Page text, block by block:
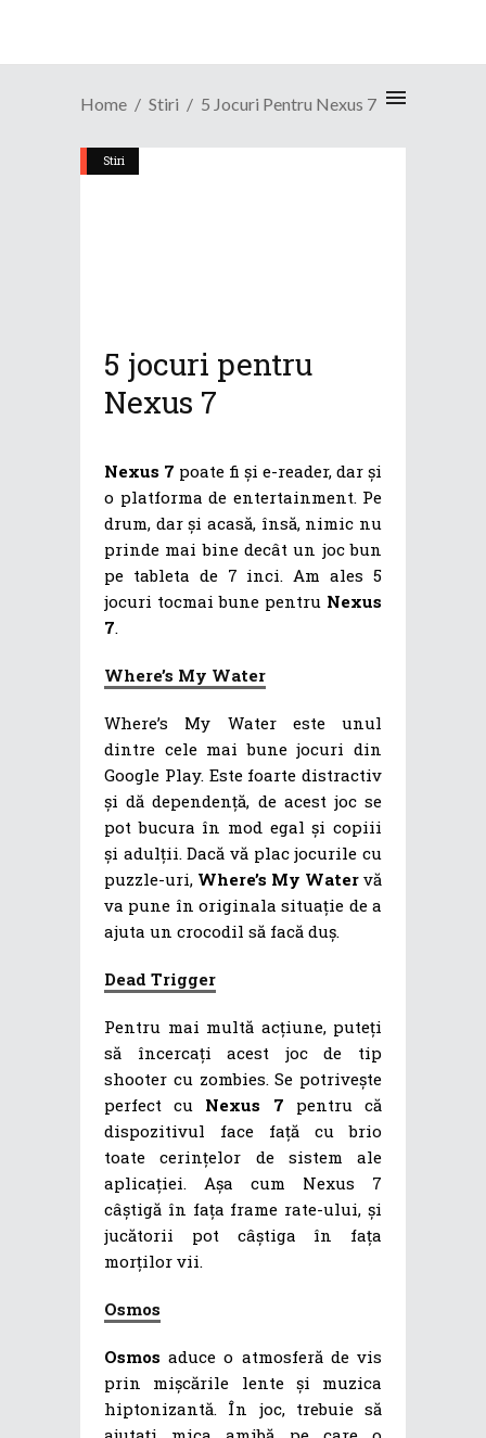
Home Stiri 5 Jocuri Pentru Nexus 7
Stiri
5 jocuri pentru
Nexus 7
Nexus 7 poate fi și e-reader, dar și
o platforma de entertainment. Pe
drum, dar și acasă, însă, nimic nu
prinde mai bine decât un joc bun
pe tableta de 7 inci. Am ales 5
jocuri tocmai bune pentru Nexus
7.
Where’s My Water
Where’s My Water este unul
dintre cele mai bune jocuri din
Google Play. Este foarte distractiv
și dă dependență, de acest joc se
pot bucura în mod egal și copiii
și adulții. Dacă vă plac jocurile cu
puzzle-uri, Where’s My Water vă
va pune în originala situație de a
ajuta un crocodil să facă duș.
Dead Trigger
Pentru mai multă acțiune, puteți
să încercați acest joc de tip
shooter cu zombies. Se potrivește
perfect cu Nexus 7 pentru că
dispozitivul face față cu brio
toate cerințelor de sistem ale
aplicației. Așa cum Nexus 7
câștigă în fața frame rate-ului, și
jucătorii pot câștiga în fața
morților vii.
Osmos
Osmosaduce o atmosferă de vis
prin mișcările lente și muzica
hiptonizantă. În joc, trebuie să